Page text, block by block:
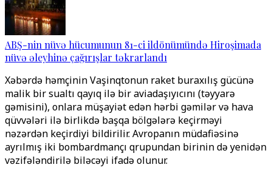
ABŞ-nin nüvə hücumunun 81-ci ildönümündə Hiroşimada
nüvə əleyhinə çağırışlar təkrarlandı
Xəbərdə həmçinin Vaşinqtonun raket buraxılış gücünə
malik bir sualtı qayıq ilə bir aviadaşıyıcını (təyyarə
gəmisini), onlara müşayiət edən hərbi gəmilər və hava
qüvvələri ilə birlikdə başqa bölgələrə keçirməyi
nəzərdən keçirdiyi bildirilir. Avropanın müdafiəsinə
ayrılmış iki bombardmançı qrupundan birinin də yenidən
vəzifələndirilə biləcəyi ifadə olunur.